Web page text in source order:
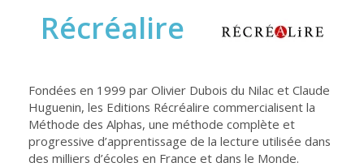
Récréalire
Fondées en 1999 par Olivier Dubois du Nilac et Claude
Huguenin, les Editions Récréalire commercialisent la
Méthode des Alphas, une méthode complète et
progressive d’apprentissage de la lecture utilisée dans
des milliers d’écoles en France et dans le Monde.